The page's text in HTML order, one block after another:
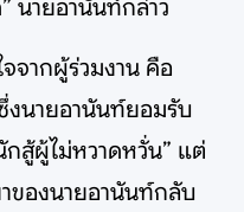
นายอานันท์กล่าว
จากผู้ร่วมงาน คือ
งนายอานันท์ยอมรับ
สู้ผู้ไม่หวาดหวั่น” แต่
ของนายอานันท์กลับ